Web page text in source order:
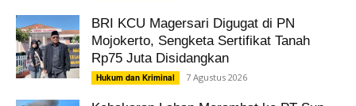
BRI KCU Magersari Digugat di PN
Mojokerto, Sengketa Sertifikat Tanah
Rp75 Juta Disidangkan
Hukum dan Kriminal 7 Agustus 2026